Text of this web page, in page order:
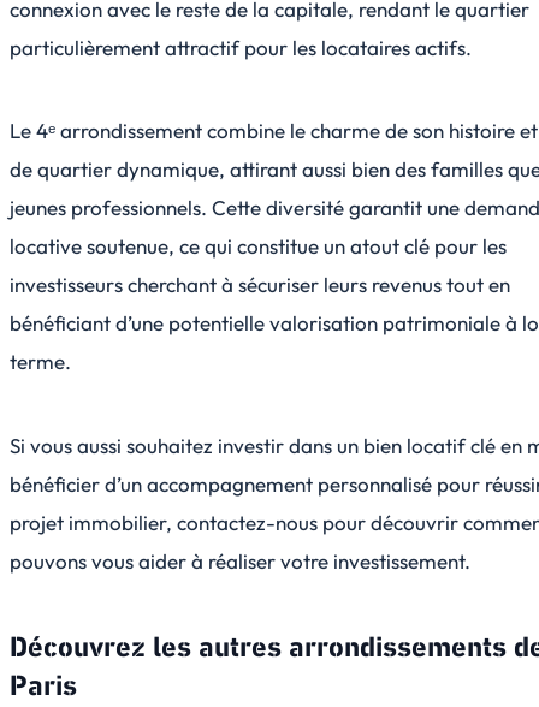
connexion avec le reste de la capitale, rendant le quartier
particulièrement attractif pour les locataires actifs.
Le 4ᵉ arrondissement combine le charme de son histoire
de quartier dynamique, attirant aussi bien des familles
jeunes professionnels. Cette diversité garantit une
locative soutenue, ce qui constitue un atout clé pour les
investisseurs cherchant à sécuriser leurs revenus tout en
bénéficiant d’une potentielle valorisation patrimoniale à
terme.
Si vous aussi souhaitez investir dans un bien locatif clé en
bénéficier d’un accompagnement personnalisé pour
projet immobilier, contactez-nous pour découvrir
pouvons vous aider à réaliser votre investissement.
Découvrez les autres arrondissements
Paris